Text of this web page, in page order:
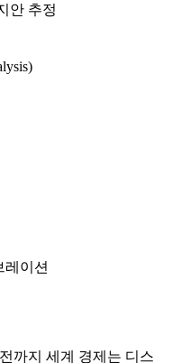
안 추정
레이션
까지 세계 경제는 디스